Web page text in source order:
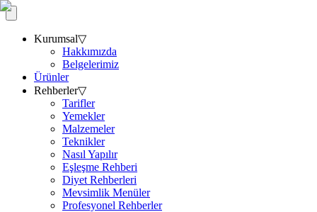
Kurumsal▽
Hakkımızda
Belgelerimiz
Ürünler
Rehberler▽
Tarifler
Yemekler
Malzemeler
Teknikler
Nasıl Yapılır
Eşleşme Rehberi
Diyet Rehberleri
Mevsimlik Menüler
Profesyonel Rehberler